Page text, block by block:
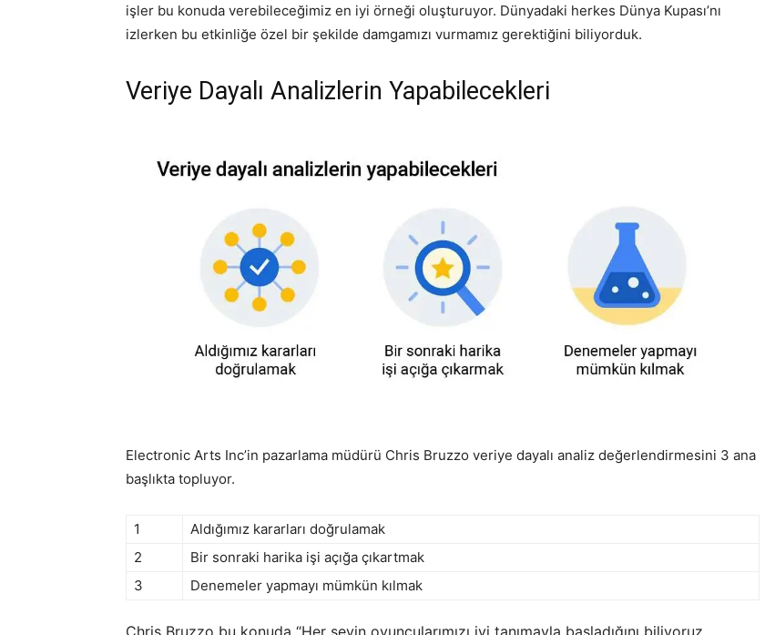
işler bu konuda verebileceğimiz en iyi örneği oluşturuyor. Dünyadaki herkes Dünya Kupası’nı
izlerken bu etkinliğe özel bir şekilde damgamızı vurmamız gerektiğini biliyorduk.
Veriye Dayalı Analizlerin Yapabilecekleri
Electronic Arts Inc’in pazarlama müdürü Chris Bruzzo veriye dayalı analiz değerlendirmesini 3 ana
başlıkta topluyor.
1
Aldığımız kararları doğrulamak
2
Bir sonraki harika işi açığa çıkartmak
3
Denemeler yapmayı mümkün kılmak
Chris Bruzzo bu konuda “Her şeyin oyuncularımızı iyi tanımayla başladığını biliyoruz.